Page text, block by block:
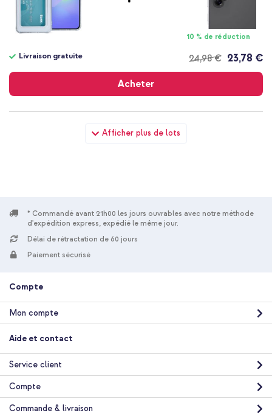
Afficher plus de lots
10 % de réduction
24,98 €
Livraison gratuite 23,78 €
Acheter
gratuite
imoshion Coque silicone avec porte-cartes Samsung Galaxy
A37 (5G) - Transparent + Wall Charger - Chargeur - Connexion
gratuite
imoshion Coque silicone avec porte-cartes Samsung Galaxy
Applicateur Samsung Galaxy A37 (5G)
* Commandé avant 21h00 les jours ouvrables avec notre méthode
d'expédition express, expédié le même jour.
Délai de rétractation de 60 jours
Paiement sécurisé
Compte
Mon compte
Aide et contact
Service client
Compte
Commande & livraison